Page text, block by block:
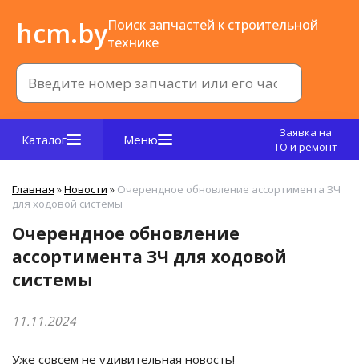
hcm.byПоиск запчастей к строительной
технике
Каталог Меню
Заявка на
ТО и ремонт
Главная »Новости » Очерендное обновление ассортимента ЗЧ
для ходовой системы
Очерендное обновление
ассортимента ЗЧ для ходовой
системы
11.11.2024
Уже совсем не удивительная новость!